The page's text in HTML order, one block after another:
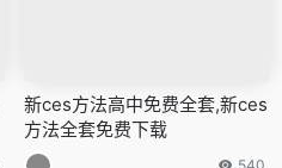
新ces方法高中免费全套,新ces
方法全套免费下载